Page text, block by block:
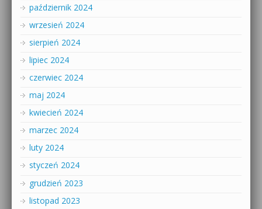
październik 2024
wrzesień 2024
sierpień 2024
lipiec 2024
czerwiec 2024
maj 2024
kwiecień 2024
marzec 2024
luty 2024
styczeń 2024
grudzień 2023
listopad 2023